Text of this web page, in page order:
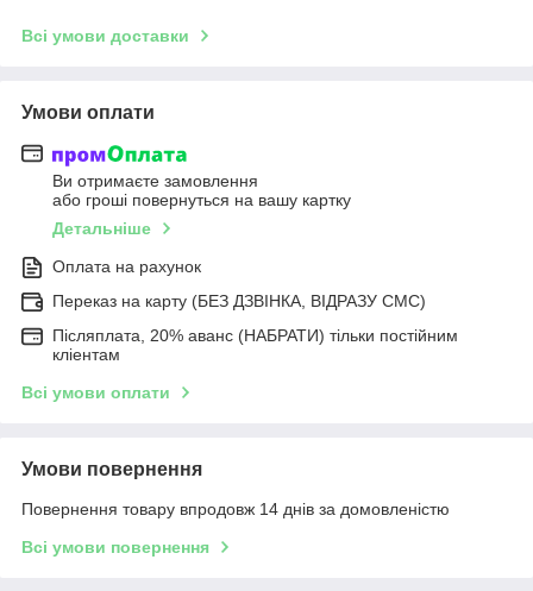
Всі умови доставки
Умови оплати
Ви отримаєте замовлення
або гроші повернуться на вашу картку
Детальніше
Оплата на рахунок
Переказ на карту (БЕЗ ДЗВІНКА, ВІДРАЗУ СМС)
Післяплата, 20% аванс (НАБРАТИ) тільки постійним
кліентам
Всі умови оплати
Умови повернення
Повернення товару впродовж 14 днів за домовленістю
Всі умови повернення